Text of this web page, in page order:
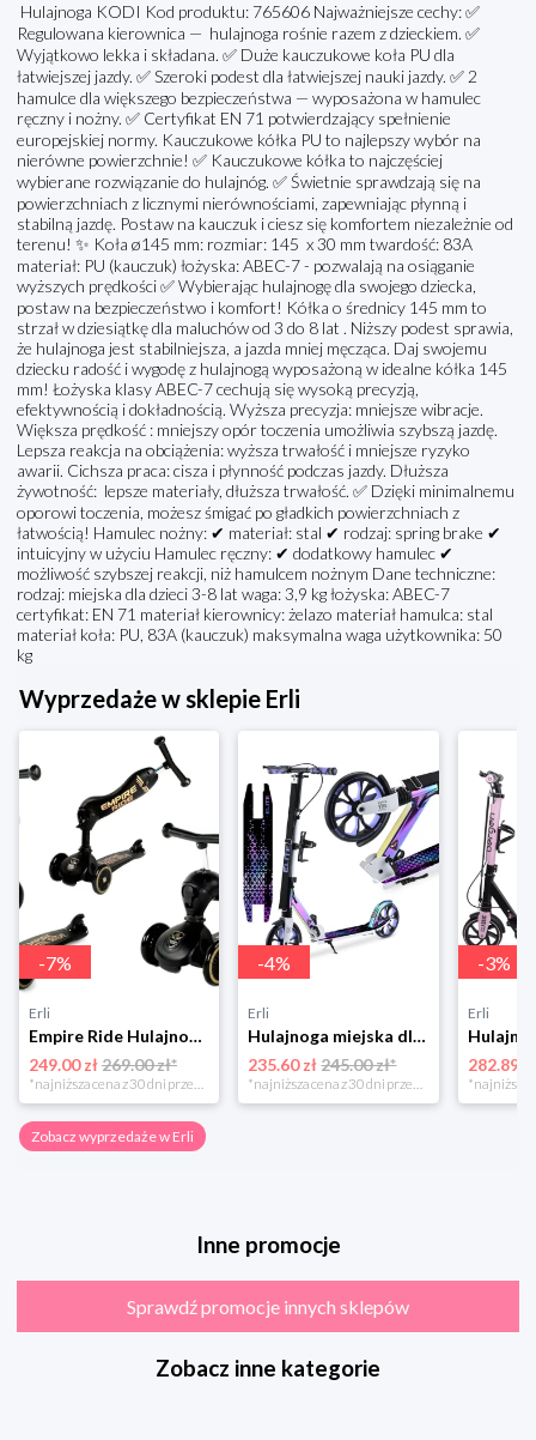
Hulajnoga KODI Kod produktu: 765606 Najważniejsze cechy: ✅
Regulowana kierownica — hulajnoga rośnie razem z dzieckiem. ✅
Wyjątkowo lekka i składana. ✅ Duże kauczukowe koła PU dla
łatwiejszej jazdy. ✅ Szeroki podest dla łatwiejszej nauki jazdy. ✅ 2
hamulce dla większego bezpieczeństwa — wyposażona w hamulec
ręczny i nożny. ✅ Certyfikat EN 71 potwierdzający spełnienie
europejskiej normy. Kauczukowe kółka PU to najlepszy wybór na
nierówne powierzchnie! ✅ Kauczukowe kółka to najczęściej
wybierane rozwiązanie do hulajnóg. ✅ Świetnie sprawdzają się na
powierzchniach z licznymi nierównościami, zapewniając płynną i
stabilną jazdę. Postaw na kauczuk i ciesz się komfortem niezależnie od
terenu! ✨ Koła ø145 mm: rozmiar: 145 x 30 mm twardość: 83A
materiał: PU (kauczuk) łożyska: ABEC-7 - pozwalają na osiąganie
wyższych prędkości ✅ Wybierając hulajnogę dla swojego dziecka,
postaw na bezpieczeństwo i komfort! Kółka o średnicy 145 mm to
strzał w dziesiątkę dla maluchów od 3 do 8 lat . Niższy podest sprawia,
że hulajnoga jest stabilniejsza, a jazda mniej męcząca. Daj swojemu
dziecku radość i wygodę z hulajnogą wyposażoną w idealne kółka 145
mm! Łożyska klasy ABEC-7 cechują się wysoką precyzją,
efektywnością i dokładnością. Wyższa precyzja: mniejsze wibracje.
Większa prędkość : mniejszy opór toczenia umożliwia szybszą jazdę.
Lepsza reakcja na obciążenia: wyższa trwałość i mniejsze ryzyko
awarii. Cichsza praca: cisza i płynność podczas jazdy. Dłuższa
żywotność: lepsze materiały, dłuższa trwałość. ✅ Dzięki minimalnemu
oporowi toczenia, możesz śmigać po gładkich powierzchniach z
łatwością! Hamulec nożny: ✔ materiał: stal ✔ rodzaj: spring brake ✔
intuicyjny w użyciu Hamulec ręczny: ✔ dodatkowy hamulec ✔
możliwość szybszej reakcji, niż hamulcem nożnym Dane techniczne:
rodzaj: miejska dla dzieci 3-8 lat waga: 3,9 kg łożyska: ABEC-7
certyfikat: EN 71 materiał kierownicy: żelazo materiał hamulca: stal
materiał koła: PU, 83A (kauczuk) maksymalna waga użytkownika: 50
kg
Wyprzedaże w sklepie Erli
-7%
Erli
Empire Ride Hulajnoga Jeździk Scoot 2W1 Highwaykick
249.00 zł269.00 zł*
*najniższa cena z 30 dni przed obniżką
-4%
Erli
Hulajnoga miejska dla dzieci składana duża hamulec amortyzator bergen ELITE
235.60 zł 245.00 zł*
*najniższa cena z 30 dni przed obniżką
-3%
Erli
282.89 zł
Zobacz wyprzedaże w Erli
Inne promocje
Sprawdź promocje innych sklepów
Zobacz inne kategorie